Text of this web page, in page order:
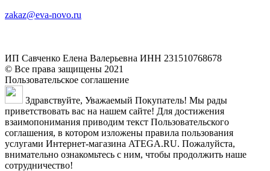
zakaz@eva-novo.ru
ИП Савченко Елена Валерьевна ИНН 231510768678
© Все права защищены 2021
Пользовательское соглашение
Здравствуйте, Уважаемый Покупатель! Мы рады
приветствовать вас на нашем сайте! Для достижения
взаимопонимания приводим текст Пользовательского
соглашения, в котором изложены правила пользования
услугами Интернет-магазина ATEGA.RU. Пожалуйста,
внимательно ознакомьтесь с ним, чтобы продолжить наше
сотрудничество!